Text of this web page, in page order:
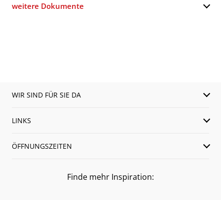
weitere Dokumente
WIR SIND FÜR SIE DA
LINKS
ÖFFNUNGSZEITEN
Finde mehr Inspiration: